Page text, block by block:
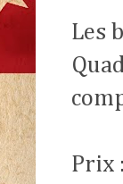
Les
Prix